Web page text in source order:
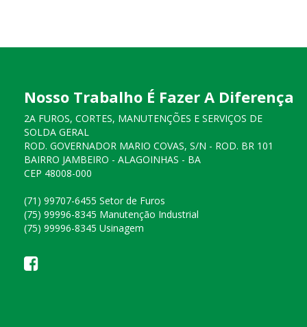
Nosso Trabalho É Fazer A Diferença
2A FUROS, CORTES, MANUTENÇÕES E SERVIÇOS DE
SOLDA GERAL
ROD. GOVERNADOR MARIO COVAS, S/N - ROD. BR 101
BAIRRO JAMBEIRO - ALAGOINHAS - BA
CEP 48008-000
(71) 99707-6455 Setor de Furos
(75) 99996-8345 Manutenção Industrial
(75) 99996-8345 Usinagem